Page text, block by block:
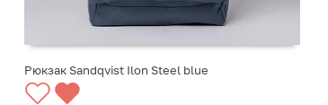
СООБЩИТЬ О ПОСТУПЛЕНИИ
Рюкзак Sandqvist Ilon Steel blue